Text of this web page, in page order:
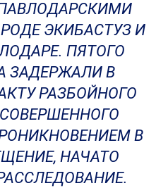
ЭКИБАСТУЗ И
ПЯТОГО
ЗАДЕРЖАЛИ В
РАЗБОЙНОГО
В
НАЧАТО